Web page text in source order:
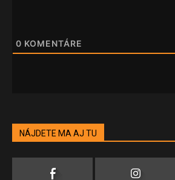
0 KOMENTÁRE
NÁJDETE MA AJ TU